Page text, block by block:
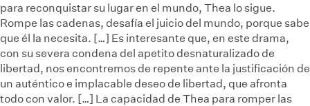
para reconquistar su lugar en el mundo, Thea lo sigue.
Rompe las cadenas, desafía el juicio del mundo, porque sabe
que él la necesita. […] Es interesante que, en este drama,
con su severa condena del apetito desnaturalizado de
libertad, nos encontremos de repente ante la justificación de
un auténtico e implacable deseo de libertad, que afronta
todo con valor. […] La capacidad de Thea para romper las